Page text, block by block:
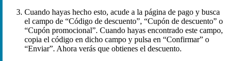
Cuando hayas hecho esto, acude a la página de pago y busca
el campo de “Código de descuento”, “Cupón de descuento” o
“Cupón promocional”. Cuando hayas encontrado este campo,
copia el código en dicho campo y pulsa en “Confirmar” o
“Enviar”. Ahora verás que obtienes el descuento.